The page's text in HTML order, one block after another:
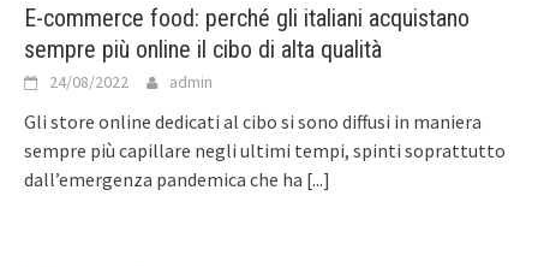
E-commerce food: perché gli italiani acquistano
sempre più online il cibo di alta qualità
24/08/2022 admin
Gli store online dedicati al cibo si sono diffusi in maniera
sempre più capillare negli ultimi tempi, spinti soprattutto
dall’emergenza pandemica che ha [...]